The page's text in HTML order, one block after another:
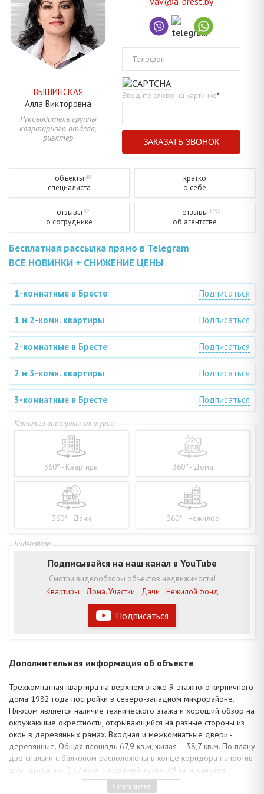
ВЫШИНСКАЯ
Алла Викторовна
Руководитель группы
квартирного отдела,
риэлтер
Телефон
Введите слово на картинке*
объекты 48
специалиста
кратко
о себе
отзывы 82
о сотруднике
отзывы 1296
об агентстве
Бесплатная рассылка прямо в Telegram
ВСЕ НОВИНКИ + СНИЖЕНИЕ ЦЕНЫ
1-комнатные в Бресте Подписаться
1 и 2-комн. квартиры Подписаться
2-комнатные в Бресте Подписаться
2 и 3-комн. квартиры Подписаться
3-комнатные в Бресте Подписаться
360° - Квартиры 360° - Дома
360° - Дачи 360° - Нежилое
Подписаться
Подписывайся на наш канал в YouTube
Смотри видеообзоры объектов недвижимости!
Квартиры
Дома. Участки Дачи Нежилой фонд
Дополнительная информация об объекте
Трехкомнатная квартира на верхнем этаже 9-этажного кирпичного
дома 1982 года постройки в северо-западном микрорайоне.
Плюсом является наличие технического этажа и хороший обзор на
окружающие окрестности, открывающийся на разные стороны из
окон в деревянных рамах. Входная и межкомнатные двери -
деревянные. Общая площадь 67,9 кв.м, жилая – 38,7 кв.м. По плану
две спальни с балконом расположены в конце коридора напротив
друг друга, зал 17,7 кв.м. с лоджией, кухня 7,9 кв.м, санузел
раздельный и кладовая в коридоре. Имеется подвал для
читать далее